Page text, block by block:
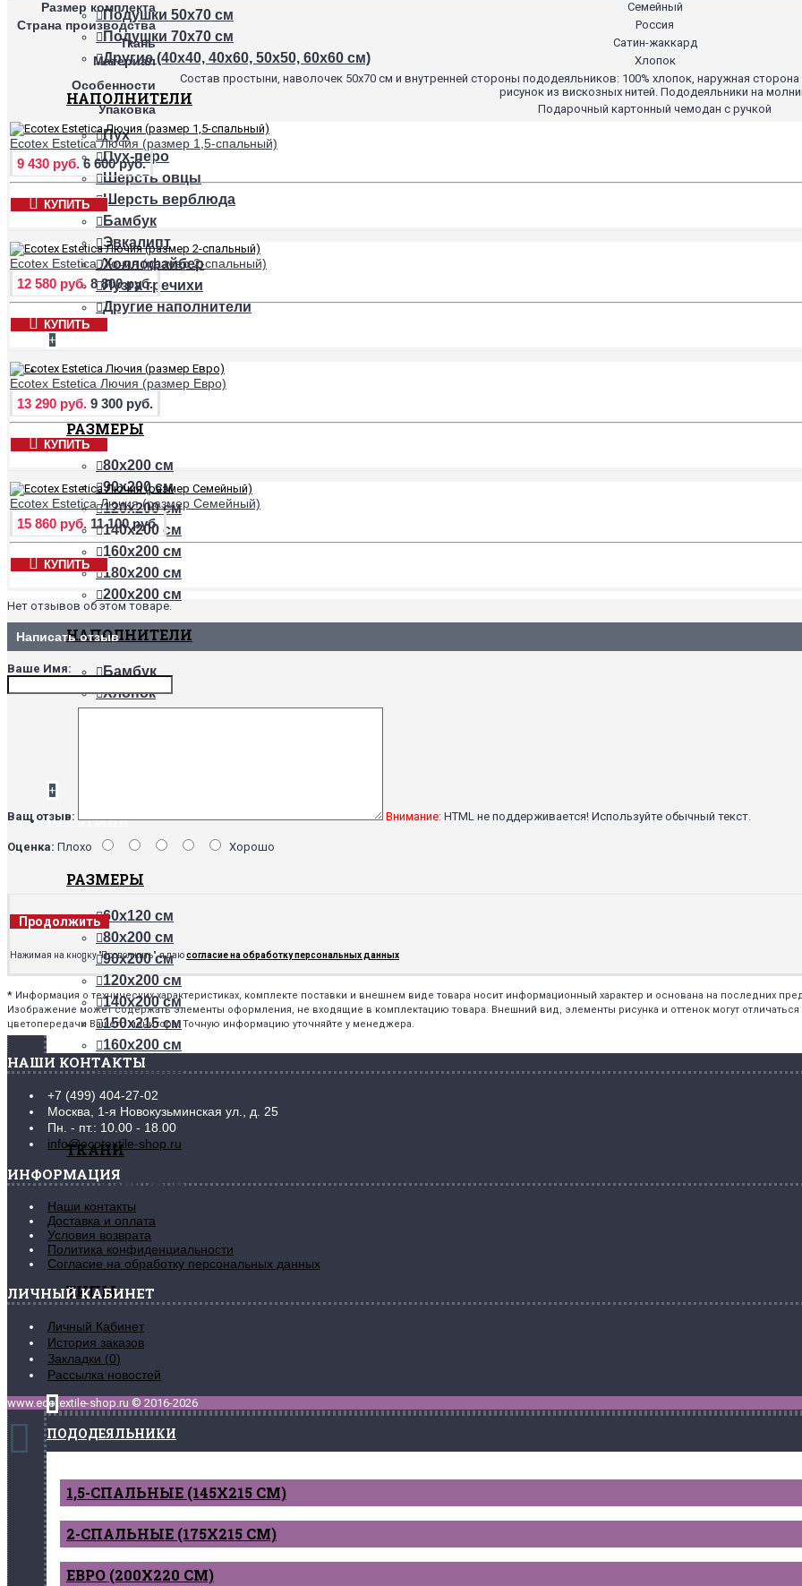
Подушки 50х70 см
Подушки 70х70 см
Другие (40х40, 40х60, 50х50, 60х60 см)
НАПОЛНИТЕЛИ
Пух
Пух-перо
Шерсть овцы
Шерсть верблюда
Бамбук
Эвкалипт
Холлофайбер
Лузга гречихи
Другие наполнители
+
НАМАТРАСНИКИ
РАЗМЕРЫ
80х200 см
90х200 см
120х200 см
140х200 см
160х200 см
180х200 см
200х200 см
НАПОЛНИТЕЛИ
Бамбук
Хлопок
+
ПРОСТЫНИ
РАЗМЕРЫ
60х120 см
80х200 см
90х200 см
120х200 см
140х200 см
150х215 см
160х200 см
180х200 см
200х200 см
220х240 см
ТКАНИ
Сатиновые
Трикотажные
Поплиновые
Махровые
ТИПЫ
На резинке
Непромокаемые
Обычные
+
ПОДОДЕЯЛЬНИКИ
1,5-СПАЛЬНЫЕ (145Х215 СМ)
2-СПАЛЬНЫЕ (175Х215 СМ)
ЕВРО (200Х220 СМ)
Размер комплекта
Семейный
Страна производства Россия
Ткань Сатин-жаккард
Материал Хлопок
Особенности
Состав простыни, наволочек 50х70 см и внутренней стороны пододеяльников: 100% хлопок, наружная
рисунок из вискозных нитей. Пододеяльники на
Упаковка Подарочный картонный чемодан с ручкой
Ecotex Estetica Лючия (размер 1,5-спальный)
9 430 руб. 6 600 руб.
КУПИТЬ
Ecotex Estetica Лючия (размер 2-спальный)
12 580 руб. 8 800 руб.
КУПИТЬ
Ecotex Estetica Лючия (размер Евро)
13 290 руб. 9 300 руб.
КУПИТЬ
Ecotex Estetica Лючия (размер Семейный)
15 860 руб. 11 100 руб.
КУПИТЬ
Нет отзывов об этом товаре.
Написать отзыв
Ваше Имя:
Ваш отзыв: Внимание: HTML не поддерживается! Используйте обычный текст.
Оценка: Плохо Хорошо
Продолжить
Нажимая на кнопку "Продолжить", я даюсогласие на обработку персональных данных
* Информация о технических характеристиках, комплекте поставки и внешнем виде товара носит информационный характер и основана на последних
Изображение может содержать элементы оформления, не входящие в комплектацию товара. Внешний вид, элементы рисунка и оттенок могут отличаться
цветопередачи Вашего монитора. Точную информацию уточняйте у менеджера.
НАШИ КОНТАКТЫ
+7 (499) 404-27-02
Москва, 1-я Новокузьминская ул., д. 25
Пн. - пт.: 10.00 - 18.00
info@ecotextile-shop.ru
ИНФОРМАЦИЯ
Наши контакты
Доставка и оплата
Условия возврата
Политика конфиденциальности
Согласие на обработку персональных данных
ЛИЧНЫЙ КАБИНЕТ
Личный Кабинет
История заказов
Закладки (0)
Рассылка новостей
www.ecotextile-shop.ru © 2016-2026